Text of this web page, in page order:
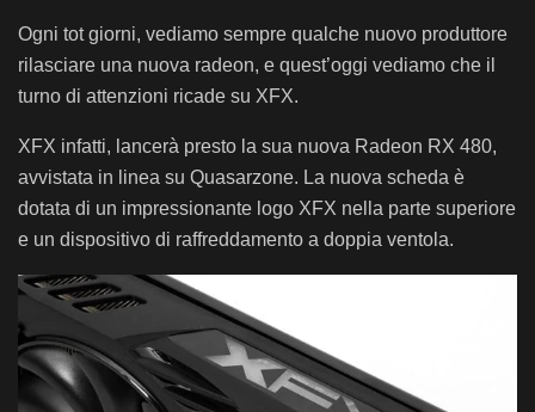
Ogni tot giorni, vediamo sempre qualche nuovo produttore
rilasciare una nuova radeon, e quest’oggi vediamo che il
turno di attenzioni ricade su XFX.
XFX infatti, lancerà presto la sua nuova Radeon RX 480,
avvistata in linea su Quasarzone. La nuova scheda è
dotata di un impressionante logo XFX nella parte superiore
e un dispositivo di raffreddamento a doppia ventola.